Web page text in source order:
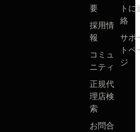
要
採用情
報
コミュ
ニティ
正規代
理店検
索
お問合
トに
絡
サポ
トペ
ジ